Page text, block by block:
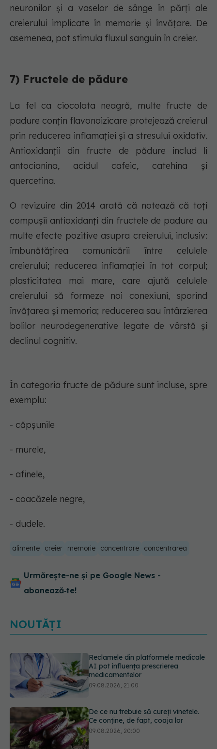
neuronilor și a vaselor de sânge în părți ale
creierului implicate în memorie și învățare. De
asemenea, pot stimula fluxul sanguin în creier.
7) Fructele de pădure
La fel ca ciocolata neagră, multe fructe de
padure conțin flavonoizicare protejează creierul
prin reducerea inflamației și a stresului oxidativ.
Antioxidanții din fructe de pădure includ li
antocianina, acidul cafeic, catehina și
quercetina.
O revizuire din 2014 arată că notează că toți
compușii antioxidanți din fructele de padure au
multe efecte pozitive asupra creierului, inclusiv:
îmbunătățirea comunicării între celulele
creierului; reducerea inflamației în tot corpul;
plasticitatea mai mare, care ajută celulele
creierului să formeze noi conexiuni, sporind
învățarea și memoria; reducerea sau întârzierea
bolilor neurodegenerative legate de vârstă și
declinul cognitiv.
În categoria fructe de pădure sunt incluse, spre
exemplu:
- căpșunile
- murele,
- afinele,
- coacăzele negre,
- dudele.
alimente creier memorie concentrare concentrarea
Urmărește-ne și pe Google News -
abonează‑te!
NOUTĂȚI
De ce nu trebuie să cureți vinetele.
Ce conține, de fapt, coaja lor
09.08.2026, 20:00
Excrescențele cutanate benigne în
zona genitală: cauze, simptome,
diagnostic și opțiuni de tratament